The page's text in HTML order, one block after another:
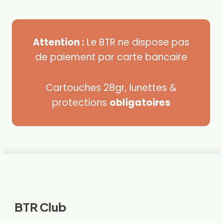
Attention : Le BTR ne dispose pas
de paiement par carte bancaire
Cartouches 28gr, lunettes &
protections obligatoires
BTR Club